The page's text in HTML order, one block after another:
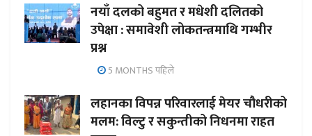
नयाँ दलको बहुमत र मधेशी दलितको
उपेक्षा : समावेशी लोकतन्त्रमाथि गम्भीर
प्रश्न
5 MONTHS पहिले
लहानका विपन्न परिवारलाई मेयर चौधरीको
मलम: विल्टु र सकुन्तीको निधनमा राहत